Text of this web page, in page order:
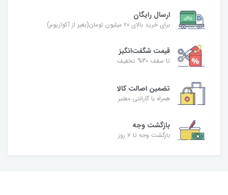
ارسال رایگان
برای خرید بالای ۲۰ میلیون تومان(بغیر از آکواریوم)
قیمت شگفت‌انگیز
تا سقف 30% تخفیف
تضمین اصالت کالا
همراه با گارانتی معتبر
بازگشت وجه
بازگشت وجه تا ۷ روز